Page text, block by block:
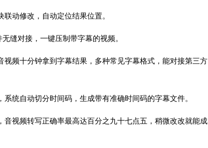
动修改，自动定位结果位置。
缝对接，一键压制带字幕的视频。
频十分钟拿到字幕结果，多种常见字幕格式，能对接第三方
统自动切分时间码，生成带有准确时间码的字幕文件。
视频转写正确率最高达百分之九十七点五，稍微改改就能成